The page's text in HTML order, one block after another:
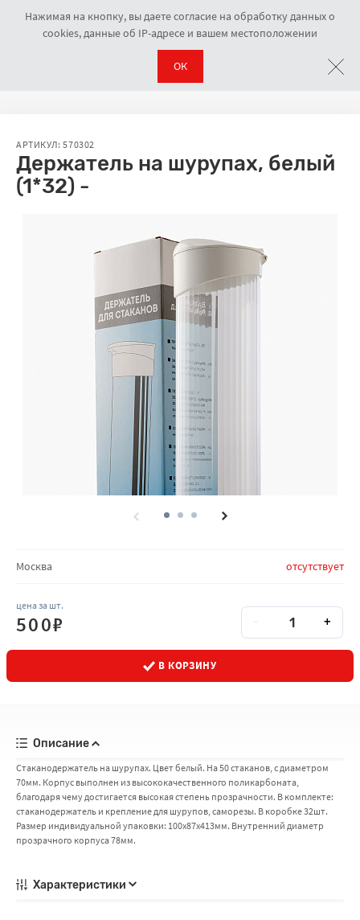
Держатель на шурупах, белый (1*32) -
АРТИКУЛ: 570302
Держатель на шурупах, белый
(1*32) -
Москва отсутствует
цена за шт.
500₽ Количество
Кол-во
+
В КОРЗИНУ
Описание
Стаканодержатель на шурупах. Цвет белый. На 50 стаканов, с диаметром
70мм. Корпус выполнен из высококачественного поликарбоната,
благодаря чему достигается высокая степень прозрачности. В комплекте:
стаканодержатель и крепление для шурупов, саморезы. В коробке 32шт.
Размер индивидуальной упаковки: 100х87х413мм. Внутренний диаметр
прозрачного корпуса 78мм.
Характеристики
Нажимая на кнопку, вы даете согласие на обработку данных о
cookies, данные об IP-адресе и вашем местоположении
ОК